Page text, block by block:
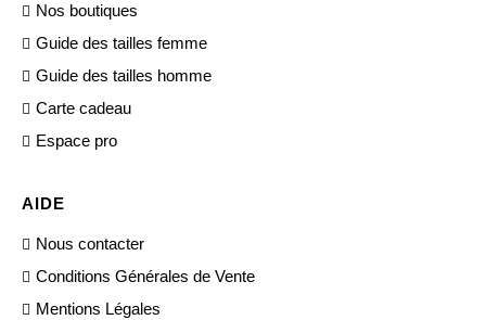
Nos boutiques
Guide des tailles femme
Guide des tailles homme
Carte cadeau
Espace pro
AIDE
Nous contacter
Conditions Générales de Vente
Mentions Légales